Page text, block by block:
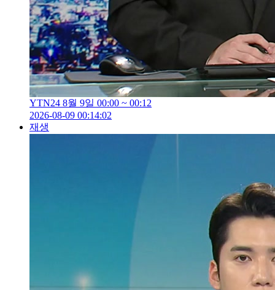
YTN24 8월 9일 00:00 ~ 00:12
2026-08-09 00:14:02
재생